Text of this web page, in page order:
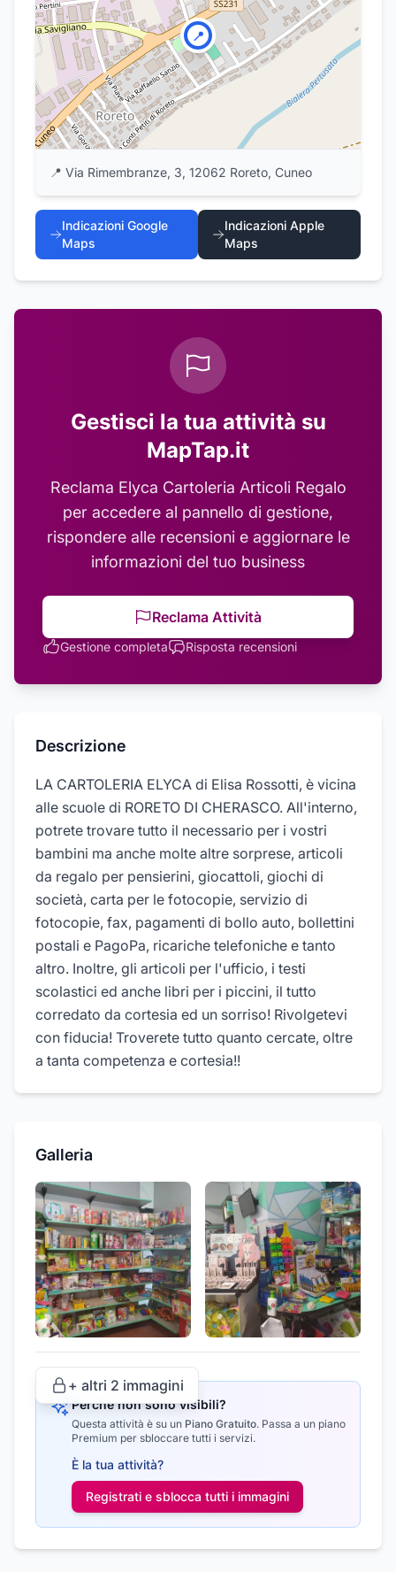
📍
📍 Via Rimembranze, 3, 12062 Roreto, Cuneo
Indicazioni Google
Maps
Indicazioni Apple
Maps
Gestisci la tua attività su
MapTap.it
Reclama Elyca Cartoleria Articoli Regalo
per accedere al pannello di gestione,
rispondere alle recensioni e aggiornare le
informazioni del tuo business
Reclama Attività
Gestione completa Risposta recensioni
Descrizione
LA CARTOLERIA ELYCA di Elisa Rossotti, è vicina
alle scuole di RORETO DI CHERASCO. All'interno,
potrete trovare tutto il necessario per i vostri
bambini ma anche molte altre sorprese, articoli
da regalo per pensierini, giocattoli, giochi di
società, carta per le fotocopie, servizio di
fotocopie, fax, pagamenti di bollo auto, bollettini
postali e PagoPa, ricariche telefoniche e tanto
altro. Inoltre, gli articoli per l'ufficio, i testi
scolastici ed anche libri per i piccini, il tutto
corredato da cortesia ed un sorriso! Rivolgetevi
con fiducia! Troverete tutto quanto cercate, oltre
a tanta competenza e cortesia!!
Galleria
+ altri 2 immagini
Perché non sono visibili?
Questa attività è su un Piano Gratuito. Passa a un piano
Premium per sbloccare tutti i servizi.
È la tua attività?
Registrati e sblocca tutti i immagini